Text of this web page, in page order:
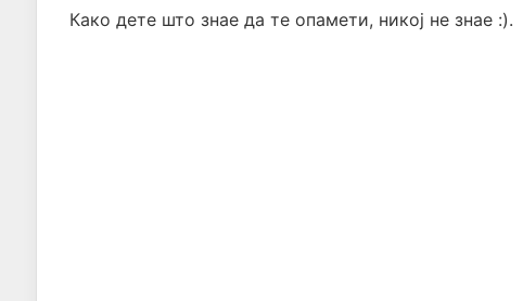
Како дете што знае да те опамети, никој не знае :).